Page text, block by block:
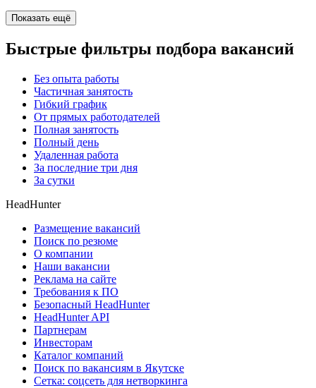
Показать ещё
Быстрые фильтры подбора вакансий
Без опыта работы
Частичная занятость
Гибкий график
От прямых работодателей
Полная занятость
Полный день
Удаленная работа
За последние три дня
За сутки
HeadHunter
Размещение вакансий
Поиск по резюме
О компании
Наши вакансии
Реклама на сайте
Требования к ПО
Безопасный HeadHunter
HeadHunter API
Партнерам
Инвесторам
Каталог компаний
Поиск по вакансиям в Якутске
Сетка: соцсеть для нетворкинга